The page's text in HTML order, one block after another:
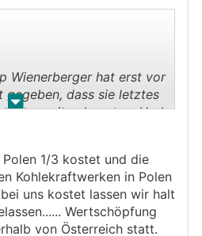
. .
Wienerberger hat erst vor
dass sie letztes
ausweiten konnten. Und
Baustoffherstellern aus.
zwingen. Ganze LKW
und Serbien anrollen
lokal sind nichts mehr
sich bewegen. Es ist doch
1/3 kostet und die
Kohlekraftwerken in Polen
uns kostet lassen wir halt
Wertschöpfung
von Österreich statt.